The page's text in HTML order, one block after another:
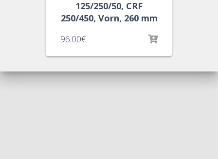
125/250/50, CRF
250/450, Vorn, 260 mm
96.00€